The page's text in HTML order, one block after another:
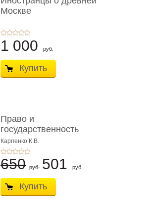
Москве
1 000 руб.
Купить
Право и
государственность
Древнего Двуречья. �
...
Карпенко К.В.
650 руб. 501 руб.
Купить